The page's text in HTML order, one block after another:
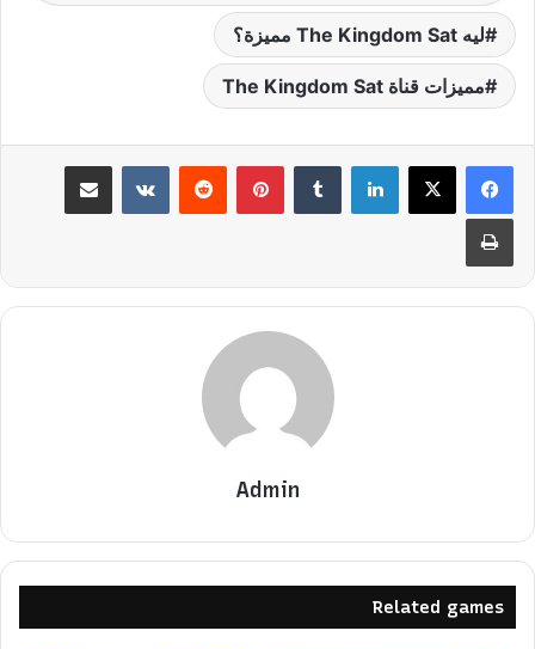
ليه The Kingdom Sat مميزة؟
مميزات قناة The Kingdom Sat
لينكدإن بينتيريست مشاركة عبر البريد
طباعة
Admin
Related games